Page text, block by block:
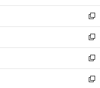
開
く
ウ
で
開
く
ン
ド
ウ
で
開
く
ウ
ィ
ン
ド
ウ
で
開
く
新
し
い
ウ
ィ
ン
ド
新
し
い
ウ
ィ
新
し
い
新